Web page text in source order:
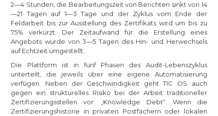
2—4 Stunden, die Bearbeitungszeit von Berichten sinkt von 14
—21 Tagen auf 1—3 Tage und der Zyklus vom Ende der
Feldarbeit bis zur Ausstellung des Zertifikats wird um bis zu
75% verkürzt. Der Zeitaufwand für die Erstellung eines
Angebots wurde von 3—5 Tagen des Hin- und Herwechsels
auf Echtzeit umgestellt.
Die Plattform ist in fünf Phasen des Audit-Lebenszyklus
unterteilt, die jeweils über eine eigene Automatisierung
verfügen. Neben der Geschwindigkeit geht TIC OS auch
gegen ein strukturelles Risiko bei der Arbeit traditioneller
Zertifizierungsstellen vor: „Knowledge Debt“. Wenn die
Zertifizierungshistorie in privaten Postfächern oder lokalen